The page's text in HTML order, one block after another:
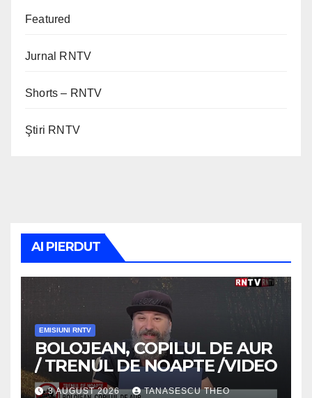
Featured
Jurnal RNTV
Shorts – RNTV
Ştiri RNTV
AI PIERDUT
EMISIUNI RNTV
BOLOJEAN, COPILUL DE AUR
/ TRENUL DE NOAPTE /VIDEO
3 AUGUST 2026 TANASESCU THEO